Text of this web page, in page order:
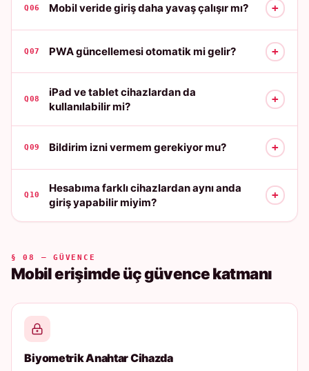
Q06 Mobil veride giriş daha yavaş çalışır mı? +
Q07 PWA güncellemesi otomatik mi gelir? +
Q08
iPad ve tablet cihazlardan da
kullanılabilir mi?
+
Q09 Bildirim izni vermem gerekiyor mu? +
Q10
Hesabıma farklı cihazlardan aynı anda
giriş yapabilir miyim?
+
§ 08 — GÜVENCE
Mobil erişimde üç güvence katmanı
Biyometrik Anahtar Cihazda